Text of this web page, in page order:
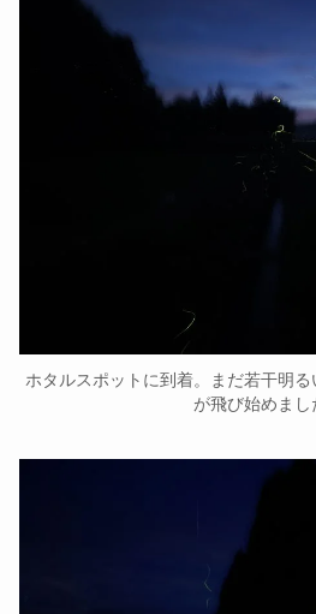
ホタルスポットに到着。まだ若干明
が飛び始めまし